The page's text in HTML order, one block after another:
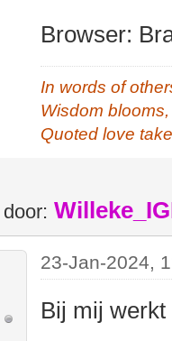
Browser:
In words of
Wisdom
Quoted love
23-Jan-2024,
Bij mij werkt